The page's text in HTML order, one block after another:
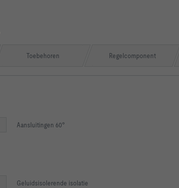
Toebehoren Regelcomponent
Aansluitingen 60°
Geluidsisolerende isolatie